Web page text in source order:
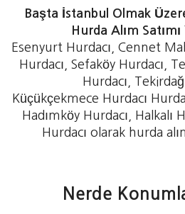
Başta İstanbul Olmak
Hurda Alım
Esenyurt Hurdacı, Cennet
Hurdacı, Sefaköy Hurdacı,
Hurdacı, Tekirdağ
Küçükçekmece Hurdacı
Hadımköy Hurdacı, Halkalı
Hurdacı olarak hurda
Nerde